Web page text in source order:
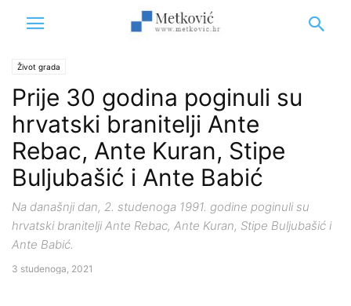
Život grada
Prije 30 godina poginuli su
hrvatski branitelji Ante
Rebac, Ante Kuran, Stipe
Buljubašić i Ante Babić
Na današnji dan, 2. studenoga 1991. godine poginuli su
hrvatski branitelji Ante Rebac, Ante Kuran, Stipe Buljubašić i
Ante Babić.
3 studenoga, 2021